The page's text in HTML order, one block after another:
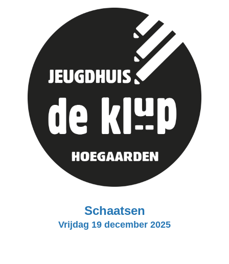
Schaatsen
Vrijdag 19 december 2025